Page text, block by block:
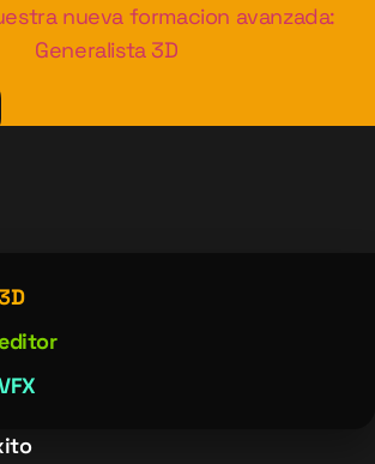
nueva formacion avanzada:
Generalista 3D